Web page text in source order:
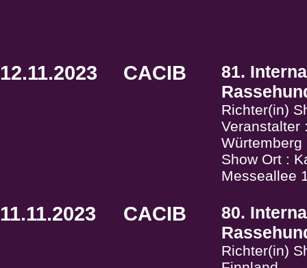
12.11.2023 CACIB
81.
Richter(in)
Veranstalter
Würtemberg
Show Ort :
Messeallee
11.11.2023 CACIB
80.
Richter(in)